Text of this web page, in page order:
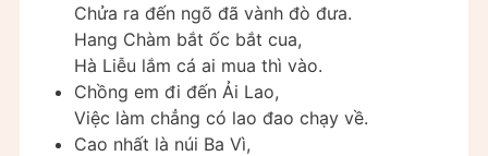
Chửa ra đến ngõ đã vành đò đưa.
Hang Chàm bắt ốc bắt cua,
Hà Liễu lắm cá ai mua thì vào.
Chồng em đi đến Ải Lao,
Việc làm chẳng có lao đao chạy về.
Cao nhất là núi Ba Vì,